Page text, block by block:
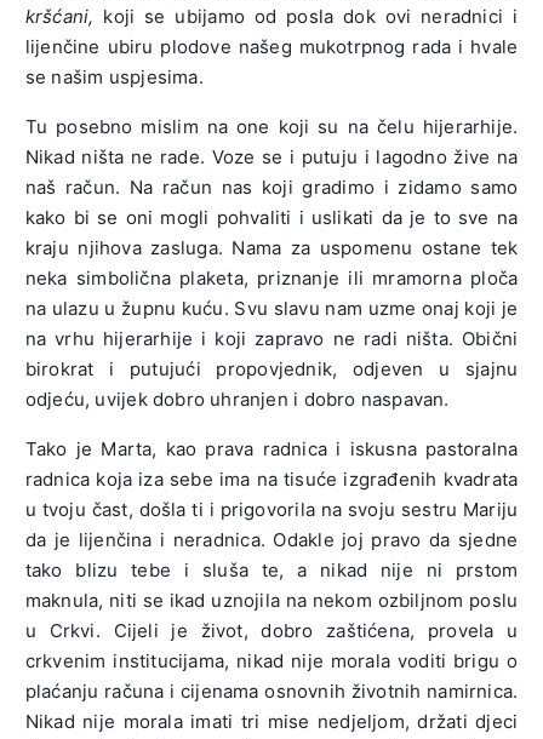
kršćani, koji se ubijamo od posla dok ovi neradnici i
lijenčine ubiru plodove našeg mukotrpnog rada i hvale
se našim uspjesima.
Tu posebno mislim na one koji su na čelu hijerarhije.
Nikad ništa ne rade. Voze se i putuju i lagodno žive na
naš račun. Na račun nas koji gradimo i zidamo samo
kako bi se oni mogli pohvaliti i uslikati da je to sve na
kraju njihova zasluga. Nama za uspomenu ostane tek
neka simbolična plaketa, priznanje ili mramorna ploča
na ulazu u župnu kuću. Svu slavu nam uzme onaj koji je
na vrhu hijerarhije i koji zapravo ne radi ništa. Obični
birokrat i putujući propovjednik, odjeven u sjajnu
odjeću, uvijek dobro uhranjen i dobro naspavan.
Tako je Marta, kao prava radnica i iskusna pastoralna
radnica koja iza sebe ima na tisuće izgrađenih kvadrata
u tvoju čast, došla ti i prigovorila na svoju sestru Mariju
da je lijenčina i neradnica. Odakle joj pravo da sjedne
tako blizu tebe i sluša te, a nikad nije ni prstom
maknula, niti se ikad uznojila na nekom ozbiljnom poslu
u Crkvi. Cijeli je život, dobro zaštićena, provela u
crkvenim institucijama, nikad nije morala voditi brigu o
plaćanju računa i cijenama osnovnih životnih namirnica.
Nikad nije morala imati tri mise nedjeljom, držati djeci